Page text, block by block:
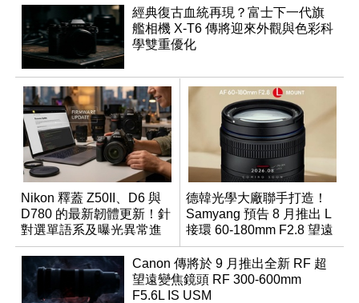
經典復古血統再現？富士下一代旗
艦相機 X-T6 傳將迎來外觀與色彩科
學雙重優化
Nikon 釋蓋 Z50II、D6 與
D780 的最新韌體更新！針
對選單語系及曝光異常進
行修復
德韓光學大廠聯手打造！
Samyang 預告 8 月推出 L
接環 60-180mm F2.8 望遠
變焦鏡
Canon 傳將於 9 月推出全新 RF 超
望遠變焦鏡頭 RF 300-600mm
F5.6L IS USM